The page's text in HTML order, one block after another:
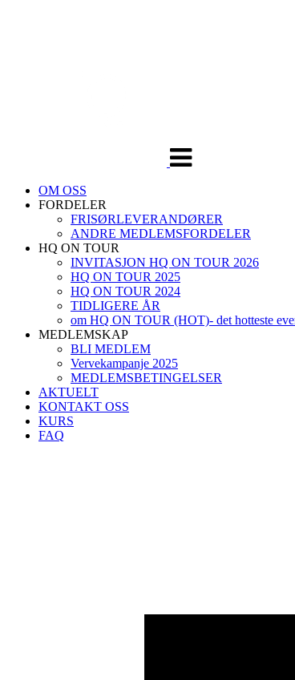
OM OSS
FORDELER
FRISØRLEVERANDØRER
ANDRE MEDLEMSFORDELER
HQ ON TOUR
INVITASJON HQ ON TOUR 2026
HQ ON TOUR 2025
HQ ON TOUR 2024
TIDLIGERE ÅR
om HQ ON TOUR (HOT)- det hotteste
MEDLEMSKAP
BLI MEDLEM
Vervekampanje 2025
MEDLEMSBETINGELSER
AKTUELT
KONTAKT OSS
KURS
FAQ